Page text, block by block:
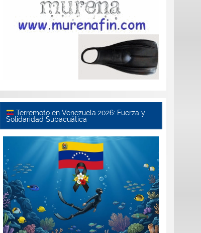
Terremoto en Venezuela 2026: Fuerza y
Solidaridad Subacuática